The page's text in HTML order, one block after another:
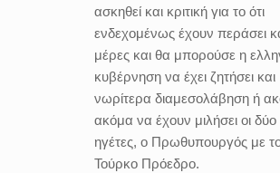
ασκηθεί και κριτική για το ότι
ενδεχομένως έχουν περάσει
μέρες και θα μπορούσε η
κυβέρνηση να έχει ζητήσει και
νωρίτερα διαμεσολάβηση ή
ακόμα να έχουν μιλήσει οι δύο
ηγέτες, ο Πρωθυπουργός με
Τούρκο Πρόεδρο.